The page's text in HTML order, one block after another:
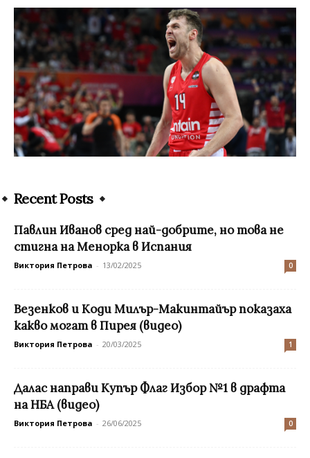
Recent Posts
Павлин Иванов сред най-добрите, но това не
стигна на Менорка в Испания
Виктория Петрова - 13/02/2025 0
Везенков и Коди Милър-Макинтайър показаха
какво могат в Пирея (видео)
Виктория Петрова - 20/03/2025 1
Далас направи Купър Флаг Избор №1 в драфта
на НБА (видео)
Виктория Петрова - 26/06/2025 0